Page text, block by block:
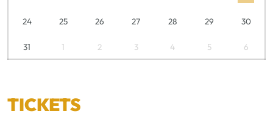
24 25 26 27 28 29 30
31 1 2 3 4 5 6
TICKETS